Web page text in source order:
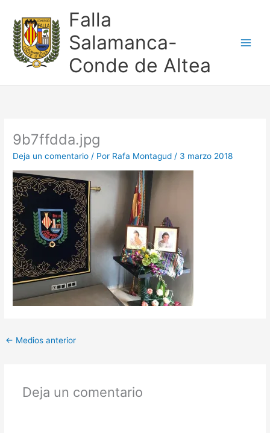
contenido
Falla
Salamanca-
Conde de Altea
9b7ffdda.jpg
Deja un comentario / Por Rafa Montagud/ 3 marzo 2018
← Medios anterior
Deja un comentario